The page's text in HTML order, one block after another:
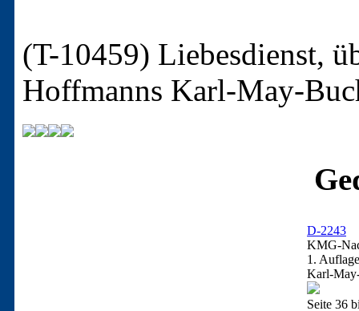
(T-10459) Liebesdienst,
Hoffmanns Karl-May-
D-2243
KMG-
1. Auflage
Karl-
Seite 36